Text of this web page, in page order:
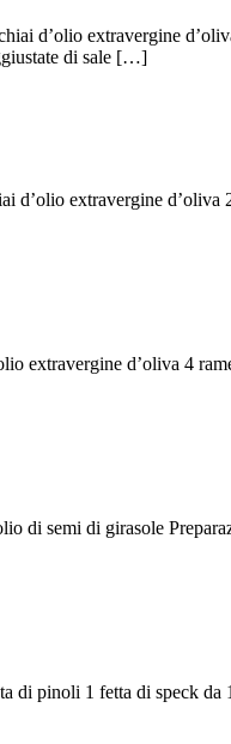
d’olio extravergine
di sale […]
extravergine d’oliva
extravergine d’oliva 4
di semi di girasole
di pinoli 1 fetta di speck